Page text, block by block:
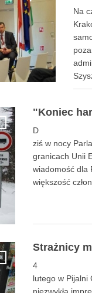
Na
"Koniec
D
ziś w nocy
granicach Unii
wiadomość dla
większość
Strażnicy
4
lutego w Pijalni